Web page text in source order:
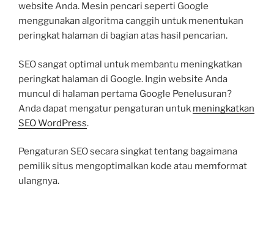
website Anda. Mesin pencari seperti Google
menggunakan algoritma canggih untuk menentukan
peringkat halaman di bagian atas hasil pencarian.
SEO sangat optimal untuk membantu meningkatkan
peringkat halaman di Google. Ingin website Anda
muncul di halaman pertama Google Penelusuran?
Anda dapat mengatur pengaturan untuk meningkatkan
SEO WordPress.
Pengaturan SEO secara singkat tentang bagaimana
pemilik situs mengoptimalkan kode atau memformat
ulangnya.